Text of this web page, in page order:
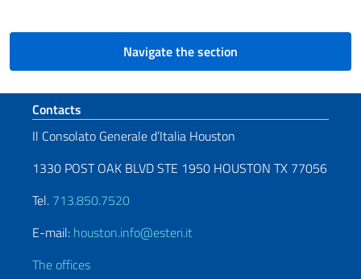
Navigate the section
Footer section
Contacts
Il Consolato Generale d’Italia Houston
1330 POST OAK BLVD STE 1950 HOUSTON TX 77056
Tel. 713.850.7520
E-mail: houston.info@esteri.it
The offices